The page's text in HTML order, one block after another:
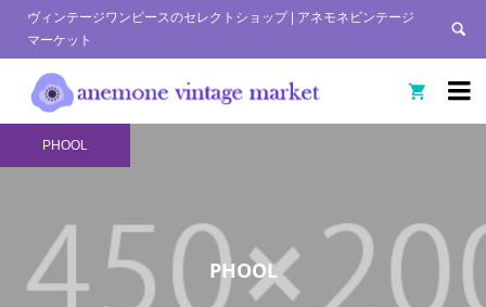
ヴィンテージワンピースのセレクトショップ | アネモネビンテージ
マーケット


PHOOL
PHOOL